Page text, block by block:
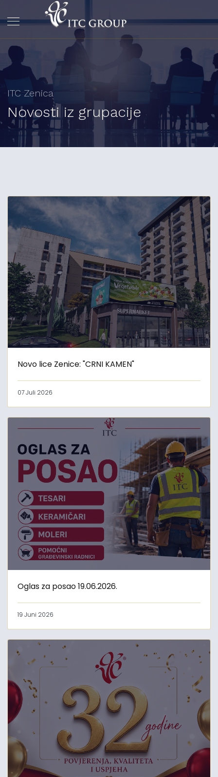
ITC Zenica
Novosti iz grupacije
Novo lice Zenice: "CRNI KAMEN"
07 Juli 2026
Oglas za posao 19.06.2026.
19 Juni 2026